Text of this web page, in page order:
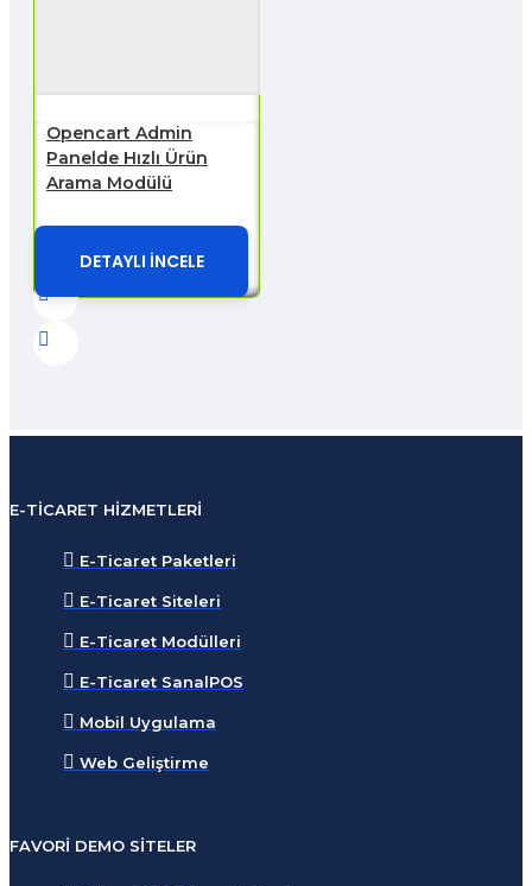
Opencart Admin
Panelde Hızlı Ürün
Arama Modülü
DETAYLI İNCELE
E-TICARET HIZMETLERI
E-Ticaret Paketleri
E-Ticaret Siteleri
E-Ticaret Modülleri
E-Ticaret SanalPOS
Mobil Uygulama
Web Geliştirme
FAVORI DEMO SITELER